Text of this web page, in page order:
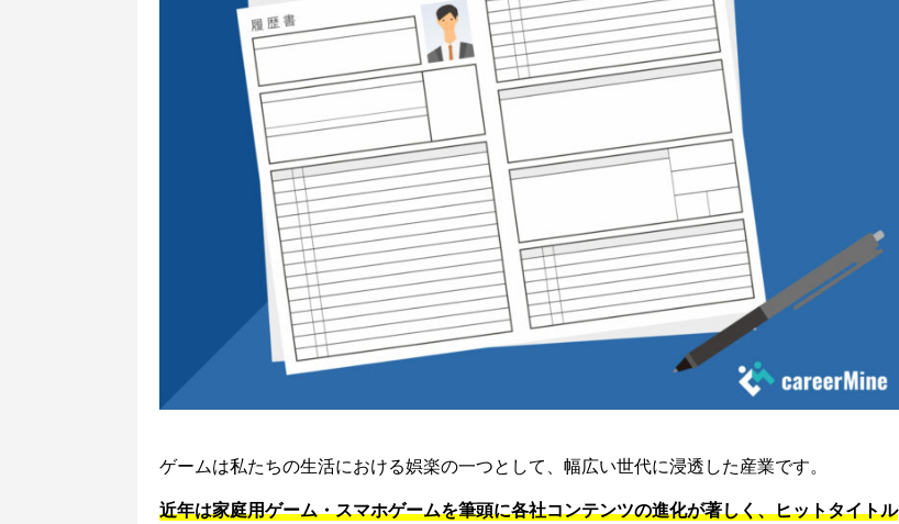
ゲームは私たちの生活における娯楽の一つとして、幅広い世代に浸透した産業です。
近年は家庭用ゲーム・スマホゲームを筆頭に各社コンテンツの進化が著しく、ヒットタイトル